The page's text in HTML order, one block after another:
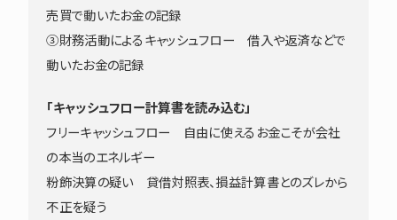
売買で動いたお金の記録
③財務活動によるキャッシュフロー 借入や返済などで
動いたお金の記録
「キャッシュフロー計算書を読み込む」
フリーキャッシュフロー 自由に使えるお金こそが会社
の本当のエネルギー
粉飾決算の疑い 貸借対照表、損益計算書とのズレから
不正を疑う